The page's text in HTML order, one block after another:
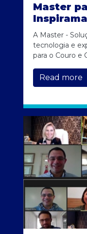
Master
A Master -
tecnologia e
para o Couro e
Read more